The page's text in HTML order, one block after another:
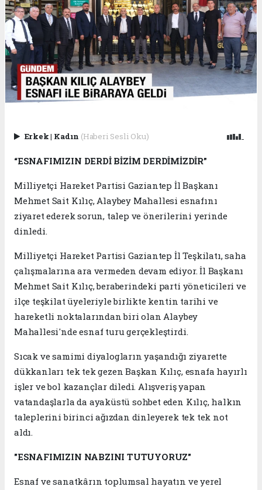
Erkek| Kadın (Haberi Sesli Oku)
“ESNAFIMIZIN DERDİ BİZİM DERDİMİZDİR”
Milliyetçi Hareket Partisi Gaziantep İl Başkanı
Mehmet Sait Kılıç, Alaybey Mahallesi esnafını
ziyaret ederek sorun, talep ve önerilerini yerinde
dinledi.
Milliyetçi Hareket Partisi Gaziantep İl Teşkilatı, saha
çalışmalarına ara vermeden devam ediyor. İl Başkanı
Mehmet Sait Kılıç, beraberindeki parti yöneticileri ve
ilçe teşkilat üyeleriyle birlikte kentin tarihi ve
hareketli noktalarından biri olan Alaybey
Mahallesi'nde esnaf turu gerçekleştirdi.
Sıcak ve samimi diyalogların yaşandığı ziyarette
dükkanları tek tek gezen Başkan Kılıç, esnafa hayırlı
işler ve bol kazançlar diledi. Alışveriş yapan
vatandaşlarla da ayaküstü sohbet eden Kılıç, halkın
taleplerini birinci ağızdan dinleyerek tek tek not
aldı.
"ESNAFIMIZIN NABZINI TUTUYORUZ"
Esnaf ve sanatkârın toplumsal hayatın ve yerel